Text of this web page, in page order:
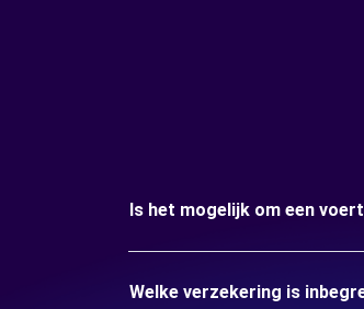
Is het mogelijk om een
Welke verzekering is